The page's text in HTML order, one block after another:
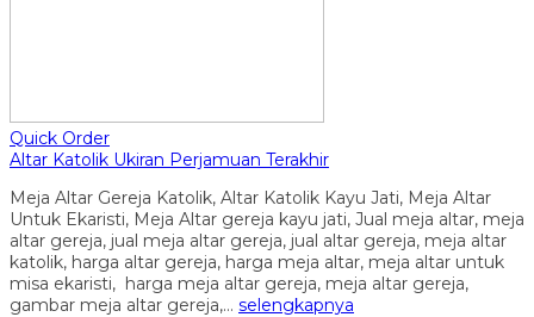
Quick Order
Altar Katolik Ukiran Perjamuan Terakhir
Meja Altar Gereja Katolik, Altar Katolik Kayu Jati, Meja Altar
Untuk Ekaristi, Meja Altar gereja kayu jati, Jual meja altar, meja
altar gereja, jual meja altar gereja, jual altar gereja, meja altar
katolik, harga altar gereja, harga meja altar, meja altar untuk
misa ekaristi, harga meja altar gereja, meja altar gereja,
gambar meja altar gereja,… selengkapnya